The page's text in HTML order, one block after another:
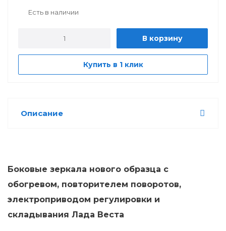
Есть в наличии
В корзину
Купить в 1 клик
Описание
Боковые зеркала нового образца с
обогревом, повторителем поворотов,
электроприводом регулировки и
складывания Лада Веста